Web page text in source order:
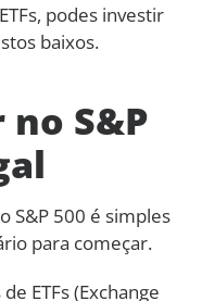
podes investir
baixos.
S&P
S&P 500 é simples
para começar.
ETFs (Exchange